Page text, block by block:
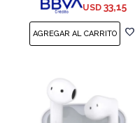
USD 33,15